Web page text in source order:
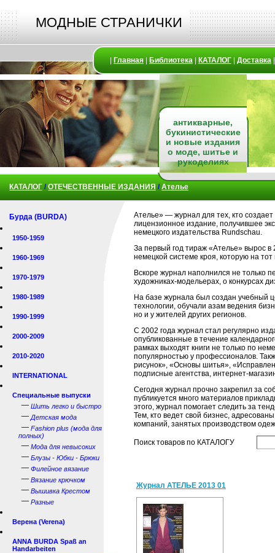
МОДНЫЕ СТРАНИЧКИ
Главная Библиотека КАТАЛОГ Доставка
антикварные,
букинистические
и новые издания
о моде, шитье и
рукоделиях
КАТАЛОГ /ОТЕЧЕСТВЕННЫЕ ИЗДАНИЯ /Ателье
Бурда (BURDA)
1950-1959
1960-1969
1970-1979
1980-1989
1990-1999
2000-2009
2010-2020
INTERNATIONAL
Специальные выпуски
— Шить легко и быстро
— Детская мода
— Fashion plus (мода для
полных)
— Мода для невысоких
— Блузы - Юбки - Брюки
— Филейное вязание
— Вязание крючком
— Вышивка Крестом
— Разные
Верена (Verena)
ANNA BURDA Spaß an
Handarbeiten
Ателье» — журнал для тех, кто
лицензионное издание, получившее
немецкого издательства Rundschau.
За первый год тираж «Ателье» вырос в
немецкой системе кроя, которую на
Вскоре журнал наполнился не только
художниках-модельерах, о конкурсах
На базе журнала был создан учебный
технологии, обучали азам ведения
но и у жителей других регионов.
С 2002 года журнал стал регулярно
опубликованные в течение
рамках выходят книги не только по
популярностью у профессионалов.
рисунок», «Основы шитья»,
подписные агентства, интернет-
Сегодня журнал прочно закрепил за
публикуется много материалов
этого, журнал помогает следить за
Тем, кто ведет свой бизнес,
компаний, занятых производством
Поиск товаров по КАТАЛОГУ
Журнал АТЕЛЬЕ 2013 01